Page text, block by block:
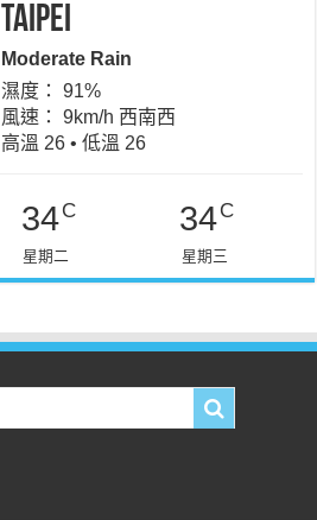
Taipei
Moderate Rain
濕度： 91%
風速： 9km/h 西南西
高溫 26 • 低溫 26
34C
星期二
34C
星期三